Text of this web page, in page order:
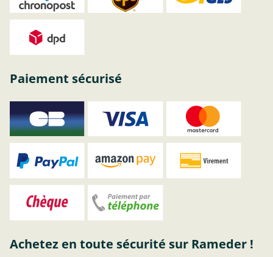
Paiement sécurisé
Achetez en toute sécurité sur Rameder !